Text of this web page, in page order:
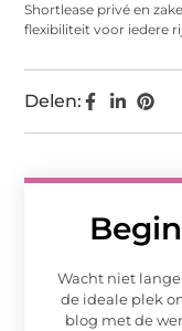
Shortlease privé en
flexibiliteit voor iedere
Wacht niet
de ideale plek
blog met de
Delen: